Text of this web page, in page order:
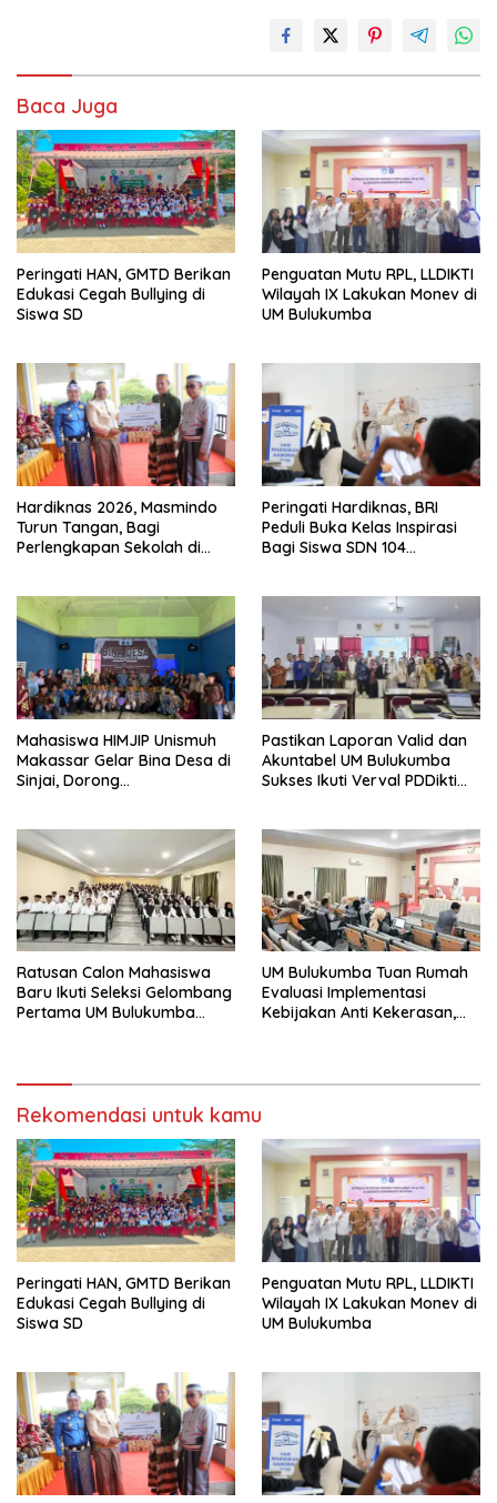
Baca Juga
Peringati HAN, GMTD Berikan
Edukasi Cegah Bullying di
Siswa SD
Penguatan Mutu RPL, LLDIKTI
Wilayah IX Lakukan Monev di
UM Bulukumba
Hardiknas 2026, Masmindo
Turun Tangan, Bagi
Perlengkapan Sekolah di
Peringati Hardiknas, BRI
Peduli Buka Kelas Inspirasi
Bagi Siswa SDN 104
Mahasiswa HIMJIP Unismuh
Makassar Gelar Bina Desa di
Sinjai, Dorong
Pastikan Laporan Valid dan
Akuntabel UM Bulukumba
Sukses Ikuti Verval PDDikti
Ratusan Calon Mahasiswa
Baru Ikuti Seleksi Gelombang
Pertama UM Bulukumba
UM Bulukumba Tuan Rumah
Evaluasi Implementasi
Kebijakan Anti Kekerasan,
Rekomendasi untuk kamu
Peringati HAN, GMTD Berikan
Edukasi Cegah Bullying di
Siswa SD
Penguatan Mutu RPL, LLDIKTI
Wilayah IX Lakukan Monev di
UM Bulukumba